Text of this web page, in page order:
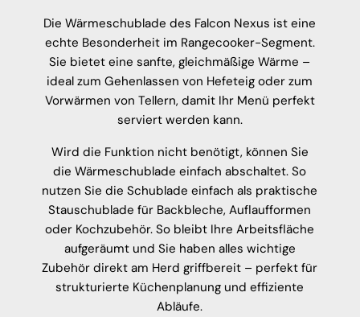
Die Wärmeschublade des Falcon Nexus ist eine
echte Besonderheit im Rangecooker-Segment.
Sie bietet eine sanfte, gleichmäßige Wärme –
ideal zum Gehenlassen von Hefeteig oder zum
Vorwärmen von Tellern, damit Ihr Menü perfekt
serviert werden kann.
Wird die Funktion nicht benötigt, können Sie
die Wärmeschublade einfach abschaltet. So
nutzen Sie die Schublade einfach als praktische
Stauschublade für Backbleche, Auflaufformen
oder Kochzubehör. So bleibt Ihre Arbeitsfläche
aufgeräumt und Sie haben alles wichtige
Zubehör direkt am Herd griffbereit – perfekt für
strukturierte Küchenplanung und effiziente
Abläufe.